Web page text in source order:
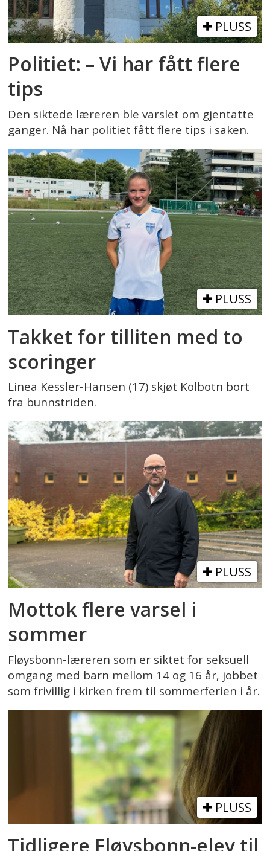
PLUSS
Politiet: – Vi har fått flere
tips
Den siktede læreren ble varslet om gjentatte
ganger. Nå har politiet fått flere tips i saken.
PLUSS
Takket for tilliten med to
scoringer
Linea Kessler-Hansen (17) skjøt Kolbotn bort
fra bunnstriden.
PLUSS
Mottok flere varsel i
sommer
Fløysbonn-læreren som er siktet for seksuell
omgang med barn mellom 14 og 16 år, jobbet
som frivillig i kirken frem til sommerferien i år.
PLUSS
Tidligere Fløysbonn-elev til